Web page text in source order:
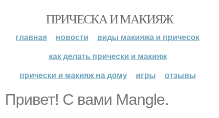
ПРИЧЕСКА И МАКИЯЖ
главная новости
виды макияжа и причесок
как делать прически и макияж
прически и макияж на дому
игры отзывы
Привет! С вами Mangle.